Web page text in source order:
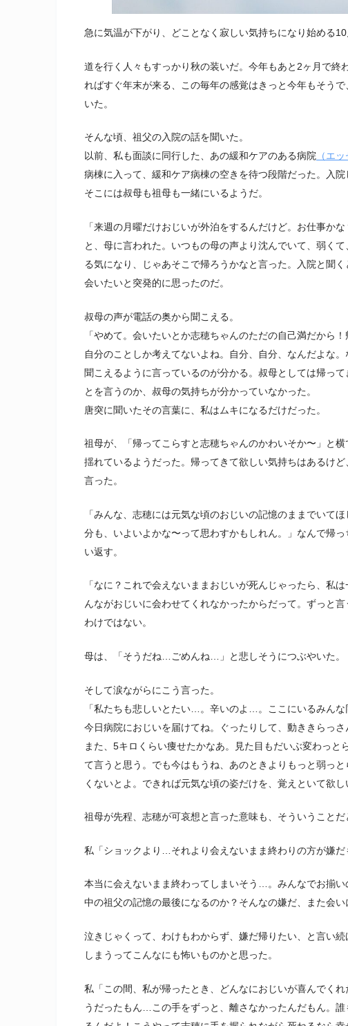
急に気温が下がり、どことなく寂しい気持ちになり始める10
道を行く人々もすっかり秋の装いだ。今年もあと2ヶ月で終
ればすぐ年末が来る、この毎年の感覚はきっと今年もそう
いた。
そんな頃、祖父の入院の話を聞いた。
以前、私も面談に同行した、あの緩和ケアのある病院 （エ
病棟に入って、緩和ケア病棟の空きを待つ段階だった。入
そこには叔母も祖母も一緒にいるようだ。
「来週の月曜だけおじいが外泊をするんだけど。お仕事かな
と、母に言われた。いつもの母の声より沈んでいて、弱く
る気になり、じゃあそこで帰ろうかなと言った。入院と聞
会いたいと突発的に思ったのだ。
叔母の声が電話の奥から聞こえる。
「やめて。会いたいとか志穂ちゃんのただの自己満だから
自分のことしか考えてないよね。自分、自分、なんだよな
聞こえるように言っているのが分かる。叔母としては帰っ
とを言うのか、叔母の気持ちが分かっていなかった。
唐突に聞いたその言葉に、私はムキになるだけだった。
祖母が、「帰ってこらすと志穂ちゃんのかわいそか〜」と
揺れているようだった。帰ってきて欲しい気持ちはあるけ
言った。
「みんな、志穂には元気な頃のおじいの記憶のままでいて
分も、いよいよかな〜って思わすかもしれん。」なんで帰
い返す。
「なに？これで会えないままおじいが死んじゃったら、私
んながおじいに会わせてくれなかったからだって。ずっと
わけではない。
母は、「そうだね…ごめんね…」と悲しそうにつぶやいた。
そして涙ながらにこう言った。
「私たちも悲しいとたい…。辛いのよ…。ここにいるみん
今日病院におじいを届けてね。ぐったりして、動ききらっ
また、5キロくらい痩せたかなあ。見た目もだいぶ変わっ
て言うと思う。でも今はもうね、あのときよりもっと弱っ
くないとよ。できれば元気な頃の姿だけを、覚えといて欲し
祖母が先程、志穂が可哀想と言った意味も、そういうことだ
私「ショックより…それより会えないまま終わりの方が嫌だ
本当に会えないまま終わってしまいそう…。みんなでお揃
中の祖父の記憶の最後になるのか？そんなの嫌だ、また会い
泣きじゃくって、わけもわからず、嫌だ帰りたい、と言い
しまうってこんなにも怖いものかと思った。
私「この間、私が帰ったとき、どんなにおじいが喜んでく
うだったもん…この手をずっと、離さなかったんだもん。